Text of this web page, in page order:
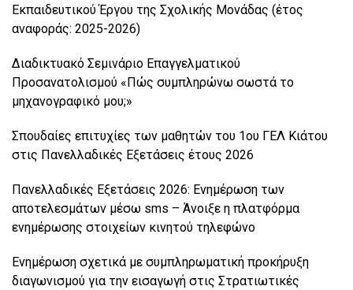
Εκπαιδευτικού Έργου της Σχολικής Μονάδας (έτος
αναφοράς: 2025-2026)
Διαδικτυακό Σεμινάριο Επαγγελματικού
Προσανατολισμού «Πώς συμπληρώνω σωστά το
μηχανογραφικό μου;»
Σπουδαίες επιτυχίες των μαθητών του 1ου ΓΕΛ Κιάτου
στις Πανελλαδικές Εξετάσεις έτους 2026
Πανελλαδικές Εξετάσεις 2026: Ενημέρωση των
αποτελεσμάτων μέσω sms – Άνοιξε η πλατφόρμα
ενημέρωσης στοιχείων κινητού τηλεφώνο
Ενημέρωση σχετικά με συμπληρωματική προκήρυξη
διαγωνισμού για την εισαγωγή στις Στρατιωτικές